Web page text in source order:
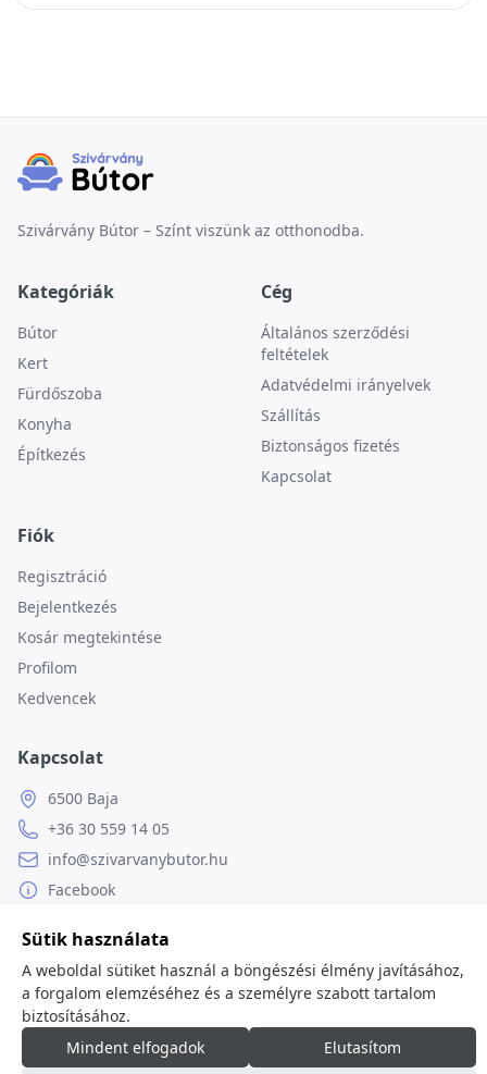
Szivárvány Bútor – Színt viszünk az otthonodba.
Kategóriák
Bútor
Kert
Fürdőszoba
Konyha
Építkezés
Cég
Általános szerződési
feltételek
Adatvédelmi irányelvek
Szállítás
Biztonságos fizetés
Kapcsolat
Fiók
Regisztráció
Bejelentkezés
Kosár megtekintése
Profilom
Kedvencek
Kapcsolat
6500 Baja
+36 30 559 14 05
info@szivarvanybutor.hu
Facebook
© 2026minden jog fenntartva.
Sütik használata
A weboldal sütiket használ a böngészési élmény javításához,
a forgalom elemzéséhez és a személyre szabott tartalom
biztosításához.
Mindent elfogadok
Elutasítom